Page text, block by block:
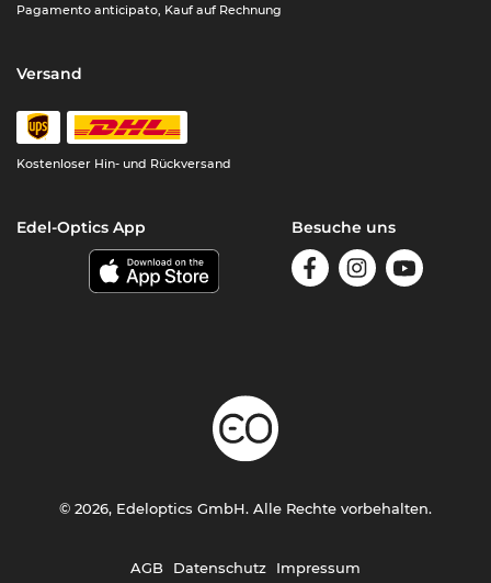
Pagamento anticipato, Kauf auf Rechnung
Versand
Kostenloser Hin- und Rückversand
Edel-Optics App Besuche uns
AGB Datenschutz Impressum
© 2026, Edeloptics GmbH. Alle Rechte vorbehalten.